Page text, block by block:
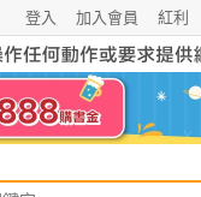
紅利
加入會員
登入